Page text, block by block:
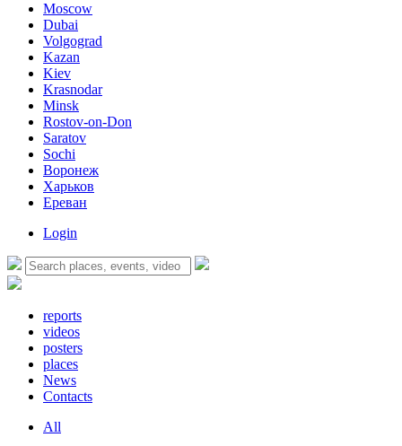
Moscow
Dubai
Volgograd
Kazan
Kiev
Krasnodar
Minsk
Rostov-on-Don
Saratov
Sochi
Воронеж
Харьков
Ереван
Login
reports
videos
posters
places
News
Contacts
All